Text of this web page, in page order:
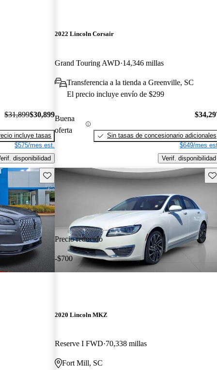
$31,899$30,899
incluye tasas
$575/mes est.
disponibilidad
2022 Lincoln Corsair
Grand Touring AWD 14,346 millas
Transferencia a la tienda a Greenville, SC
El precio incluye envío de $299
Buena
oferta
Sin tasas de concesionario adicionales
$649/mes
Verif. disponibilidad
Guarda este Aviso
Precio reducido
-$700
2020 Lincoln MKZ
Reserve I FWD 70,338 millas
Fort Mill, SC